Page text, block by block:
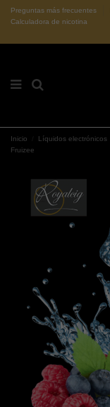
Preguntas más frecuentes
Calculadora de nicotina
Inicio Líquidos electrónicos
Fruizee